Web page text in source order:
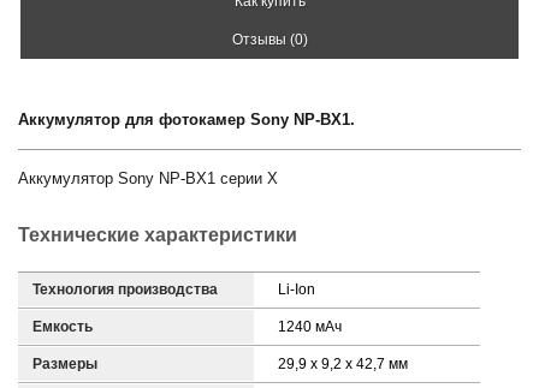
Отзывы (0)
Аккумулятор для фотокамер Sony NP-BX1.
Аккумулятор Sony NP-BX1 серии X
Технические характеристики
Технология производства Li-Ion
Емкость 1240 мАч
Размеры 29,9 x 9,2 x 42,7 мм